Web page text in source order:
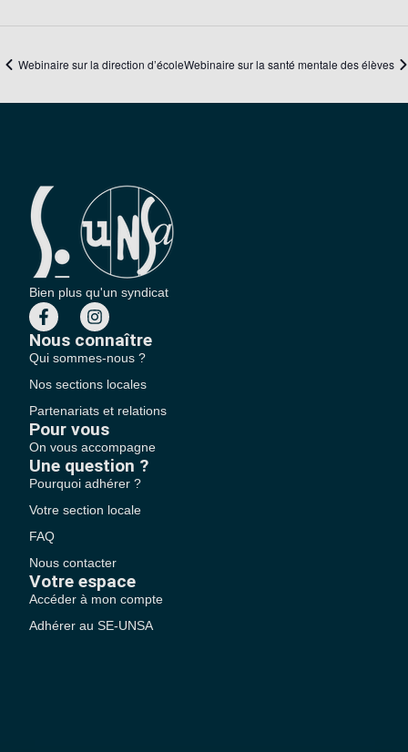
Webinaire sur la direction d’écoleWebinaire sur la santé mentale des élèves
Bien plus qu'un syndicat
Nous connaître
Qui sommes-nous ?
Nos sections locales
Partenariats et relations
Pour vous
On vous accompagne
Une question ?
Pourquoi adhérer ?
Votre section locale
FAQ
Nous contacter
Votre espace
Accéder à mon compte
Adhérer au SE-UNSA